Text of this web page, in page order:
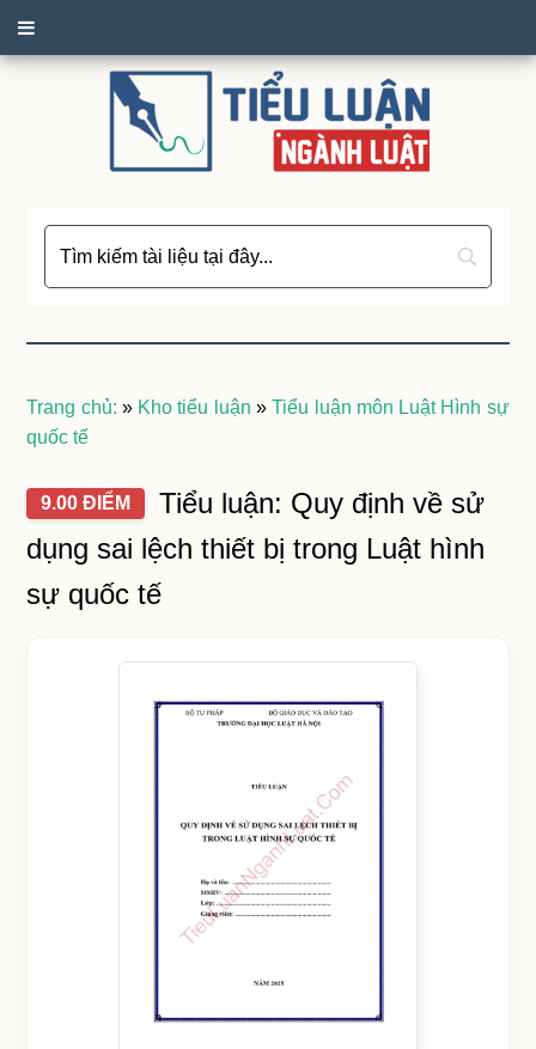
Trang chủ: » Kho tiểu luận »Tiểu luận môn Luật Hình sự
quốc tế
9.00 ĐIỂM
Tiểu luận: Quy định về sử
dụng sai lệch thiết bị trong Luật hình
sự quốc tế